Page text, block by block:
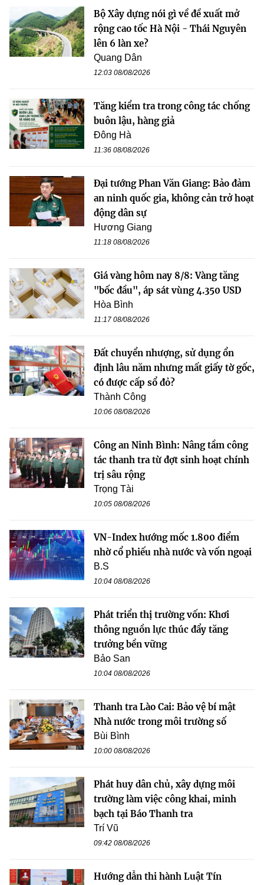
Bộ Xây dựng nói gì về đề xuất mở
rộng cao tốc Hà Nội - Thái Nguyên
lên 6 làn xe?
Quang Dân
12:03 08/08/2026
Tăng kiểm tra trong công tác chống
buôn lậu, hàng giả
Đông Hà
11:36 08/08/2026
Đại tướng Phan Văn Giang: Bảo đảm
an ninh quốc gia, không cản trở hoạt
động dân sự
Hương Giang
11:18 08/08/2026
Giá vàng hôm nay 8/8: Vàng tăng
"bốc đầu", áp sát vùng 4.350 USD
Hòa Bình
11:17 08/08/2026
Đất chuyển nhượng, sử dụng ổn
định lâu năm nhưng mất giấy tờ gốc,
có được cấp sổ đỏ?
Thành Công
10:06 08/08/2026
Công an Ninh Bình: Nâng tầm công
tác thanh tra từ đợt sinh hoạt chính
trị sâu rộng
Trọng Tài
10:05 08/08/2026
VN-Index hướng mốc 1.800 điểm
nhờ cổ phiếu nhà nước và vốn ngoại
B.S
10:04 08/08/2026
Phát triển thị trường vốn: Khơi
thông nguồn lực thúc đẩy tăng
trưởng bền vững
Bảo San
10:04 08/08/2026
Thanh tra Lào Cai: Bảo vệ bí mật
Nhà nước trong môi trường số
Bùi Bình
10:00 08/08/2026
Phát huy dân chủ, xây dựng môi
trường làm việc công khai, minh
bạch tại Báo Thanh tra
Trí Vũ
09:42 08/08/2026
Hướng dẫn thi hành Luật Tín